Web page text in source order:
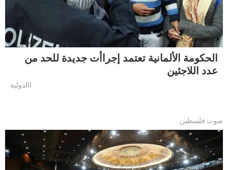
الحكومة الألمانية تعتمد إجراأت جديدة للحد من
عدد اللاجئين
االدولية
صوت فلسطين